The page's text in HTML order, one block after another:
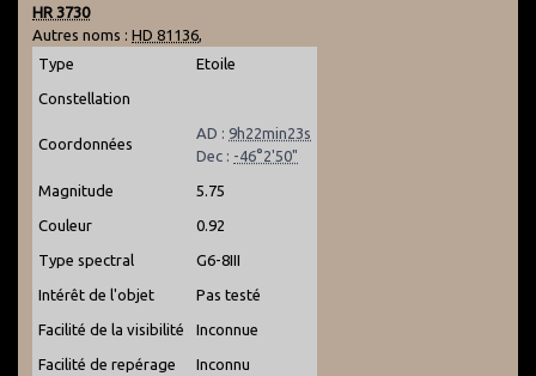
HR 3730
Autres noms : HD 81136,
Type
Etoile
Constellation
Coordonnées
AD : 9h22min23s
Dec : -46°2'50"
Magnitude 5.75
Couleur 0.92
Type spectral G6-8III
Intérêt de l'objet Pas testé
Facilité de la visibilité Inconnue
Facilité de repérage Inconnu